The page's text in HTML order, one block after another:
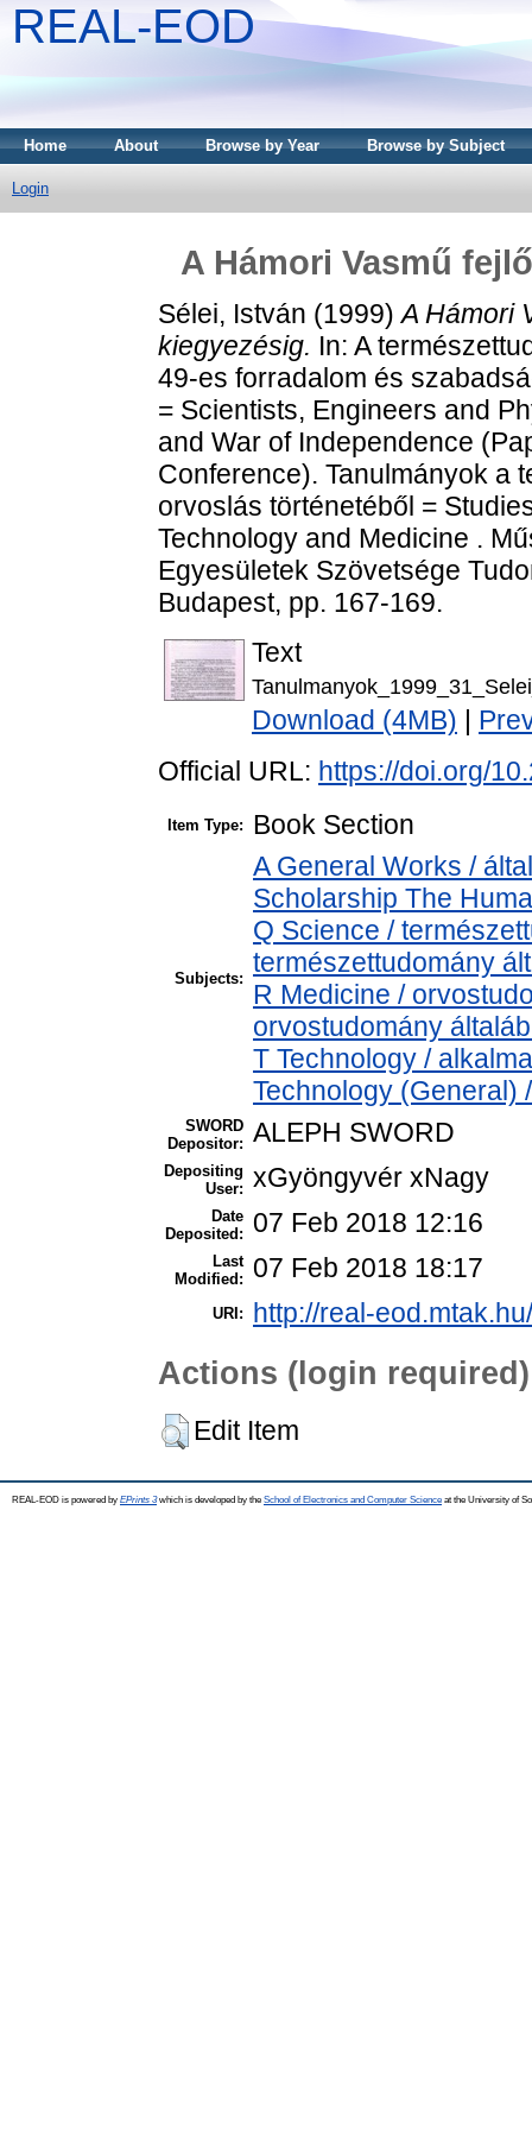
REAL-EOD
Home About Browse by Year Browse by Subject
Login
A Hámori Vasmű
Sélei, István (1999)A Hámori
kiegyezésig. In: A
49-es forradalom és
= Scientists, Engineers and
and War of Independence
Conference). Tanulmányok a
orvoslás történetéből =
Technology and Medicine .
Egyesületek Szövetsége
Budapest, pp. 167-169.
Text
Download (4MB)
Official URL: https://doi.org/
Item Type: Book Section
Subjects:
A General Works /
Scholarship The
Q Science /
természettudomány
R Medicine /
orvostudomány
T Technology /
Technology (General)
SWORD
Depositor: ALEPH SWORD
Depositing
User: xGyöngyvér xNagy
Date
Deposited:
07 Feb 2018 12:16
Last
Modified:
07 Feb 2018 18:17
URI: http://real-
Actions (login required)
Edit Item
REAL-EOD is powered by EPrints 3which is developed by the School of Electronics and Computer Science at the University of